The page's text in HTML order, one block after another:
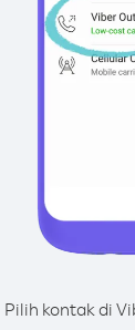
Pilih kontak di